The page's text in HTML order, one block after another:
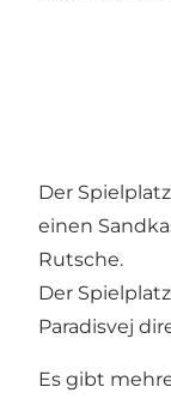
Der
einen
Rutsche.
Der
Paradisvej
Es gibt